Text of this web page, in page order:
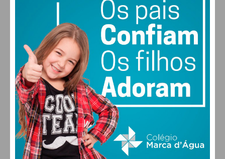
DOM SEG
30°
TER
31
QUA
FARMACIAS DE SERVIÇO EM PAÇOS DE